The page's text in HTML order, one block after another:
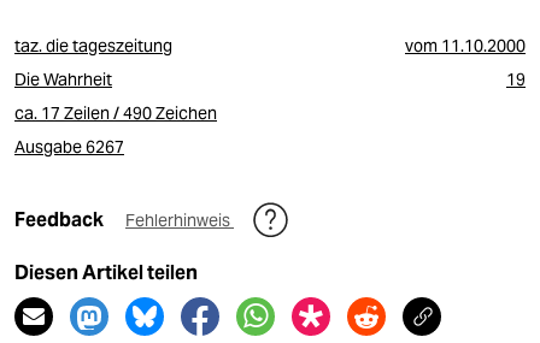
taz. die tageszeitung vom 11.10.2000
Die Wahrheit
19
ca. 17 Zeilen / 490 Zeichen
Ausgabe 6267
Feedback Fehlerhinweis
Diesen Artikel teilen